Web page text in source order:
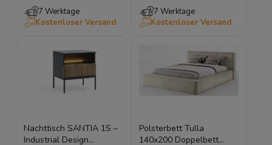
7 Werktage
Kostenloser Versand
7 Werktage
Kostenloser Versand
Nachttisch SANTIA 1S –
Industrial Design
Polsterbett Tulla
140x200 Doppelbett